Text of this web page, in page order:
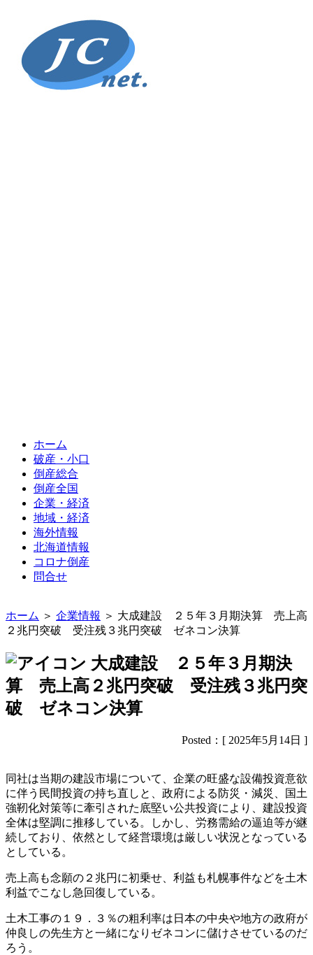
ホーム
破産・小口
倒産総合
倒産全国
企業・経済
地域・経済
海外情報
北海道情報
コロナ倒産
問合せ
ホーム ＞ 企業情報 ＞ 大成建設 ２５年３月期決算 売上高
２兆円突破 受注残３兆円突破 ゼネコン決算
大成建設 ２５年３月期決
算 売上高２兆円突破 受注残３兆円突
破 ゼネコン決算
Posted：[ 2025年5月14日 ]
同社は当期の建設市場について、企業の旺盛な設備投資意欲
に伴う民間投資の持ち直しと、政府による防災・減災、国土
強靭化対策等に牽引された底堅い公共投資により、建設投資
全体は堅調に推移している。しかし、労務需給の逼迫等が継
続しており、依然として経営環境は厳しい状況となっている
としている。
売上高も念願の２兆円に初乗せ、利益も札幌事件などを土木
利益でこなし急回復している。
土木工事の１９．３％の粗利率は日本の中央や地方の政府が
仲良しの先生方と一緒になりゼネコンに儲けさせているのだ
ろう。